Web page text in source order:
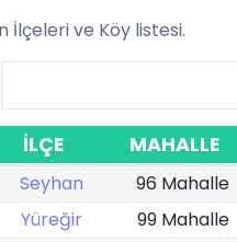
İlçeleri ve Köy listesi.
İLÇE MAHALLE
Seyhan 96 Mahalle
Yüreğir 99 Mahalle